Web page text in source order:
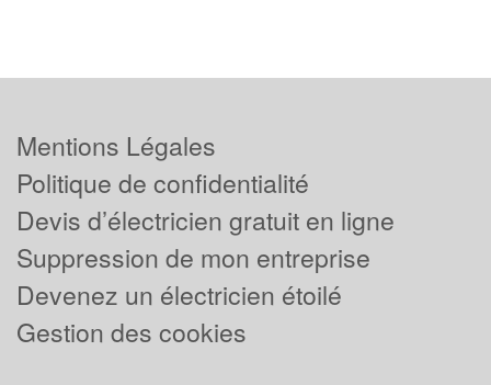
Mentions Légales
Politique de confidentialité
Devis d’électricien gratuit en ligne
Suppression de mon entreprise
Devenez un électricien étoilé
Gestion des cookies